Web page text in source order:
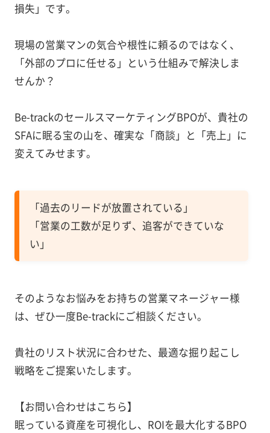
損失」です。
現場の営業マンの気合や根性に頼るのではなく、
「外部のプロに任せる」という仕組みで解決しま
せんか？
Be-trackのセールスマーケティングBPOが、貴社の
SFAに眠る宝の山を、確実な「商談」と「売上」に
変えてみせます。
「過去のリードが放置されている」
「営業の工数が足りず、追客ができていな
い」
そのようなお悩みをお持ちの営業マネージャー様
は、ぜひ一度Be-trackにご相談ください。
貴社のリスト状況に合わせた、最適な掘り起こし
戦略をご提案いたします。
【お問い合わせはこちら】
眠っている資産を可視化し、ROIを最大化するBPO